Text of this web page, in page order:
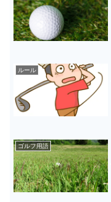
ルール
ゴルフ用語